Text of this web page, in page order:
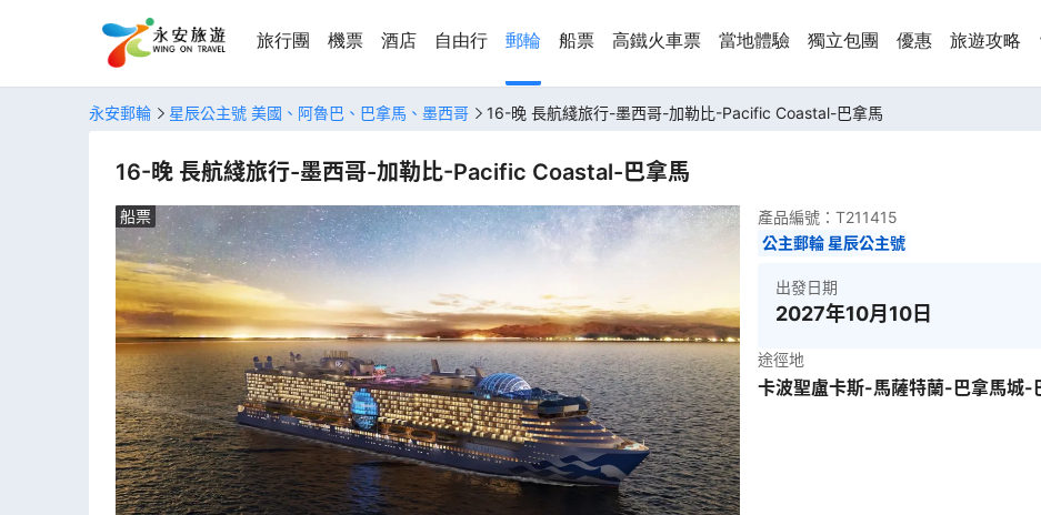
旅行團 機票 酒店 自由行 郵輪 船票 高鐵火車票 當地體驗 獨立包團 優惠 旅遊攻略
永安郵輪 星辰公主號 美國、阿魯巴、巴拿馬、墨西哥 16-晚 長航綫旅行-墨西哥-加勒比-Pacific Coastal-巴拿馬
16-晚 長航綫旅行-墨西哥-加勒比-Pacific Coastal-巴拿馬
船票 產品編號： T211415
公主郵輪 星辰公主號
出發日期
2027年10月10日
途徑地
卡波聖盧卡斯-馬薩特蘭-巴拿馬城